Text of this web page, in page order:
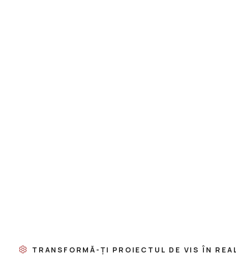
TRANSFORMĂ-ȚI PROIECTUL DE VIS ÎN